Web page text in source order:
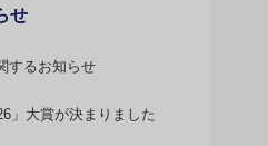
せ
するお知らせ
」大賞が決まりました